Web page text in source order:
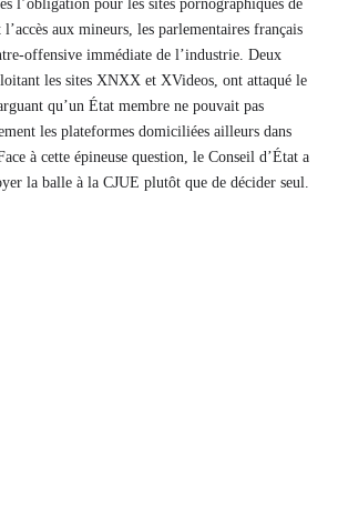
l’obligation pour les sites pornographiques de
aux mineurs, les parlementaires français
offensive immédiate de l’industrie. Deux
les sites XNXX et XVideos, ont attaqué le
qu’un État membre ne pouvait pas
les plateformes domiciliées ailleurs dans
à cette épineuse question, le Conseil d’État a
la balle à la CJUE plutôt que de décider seul.